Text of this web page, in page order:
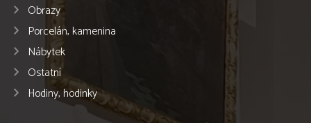
Obrazy
Porcelán, kamenina
Nábytek
Ostatní
Hodiny, hodinky